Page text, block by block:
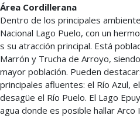
Área Cordillerana
Dentro de los principales
Nacional Lago Puelo, con un
s su atracción principal. Está
Marrón y Trucha de Arroyo,
mayor población. Pueden
principales afluentes: el Río Azul,
desagüe el Río Puelo. El Lago
agua donde es posible hallar